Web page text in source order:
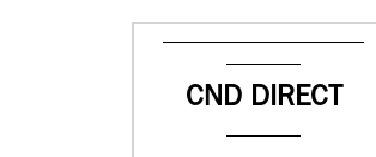
CND DIRECT